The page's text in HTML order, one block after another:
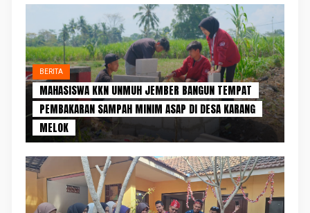
BERITA
MAHASISWA KKN UNMUH JEMBER BANGUN TEMPAT
PEMBAKARAN SAMPAH MINIM ASAP DI DESA KARANG
MELOK